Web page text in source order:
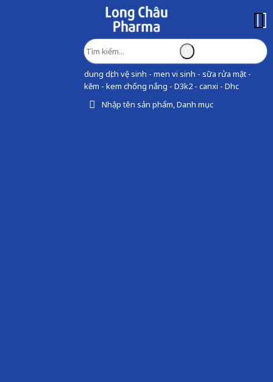
dung dịch vệ sinh - men vi sinh - sữa rửa mặt -
kẽm - kem chống nắng - D3k2 - canxi - Dhc
Nhập tên sản phẩm, Danh mục